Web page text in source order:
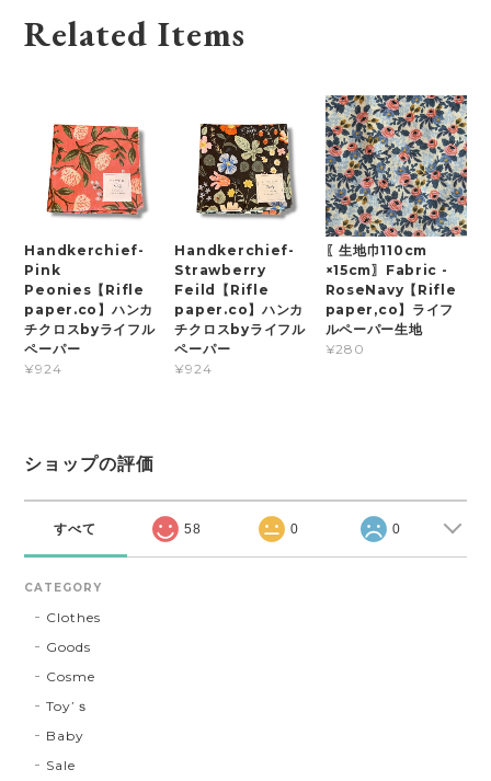
Related Items
Handkerchief-
Pink
Peonies【Rifle
paper.co】ハンカ
チクロスbyライフル
ペーパー
¥924
Handkerchief-
Strawberry
Feild【Rifle
paper.co】ハンカ
チクロスbyライフル
ペーパー
¥924
〖生地巾110cm
×15cm〗Fabric -
RoseNavy【Rifle
paper,co】ライフ
ルペーパー生地
¥280
ショップの評価
すべて 58 0 0
CATEGORY
Clothes
Goods
Cosme
Toy’ｓ
Baby
Sale